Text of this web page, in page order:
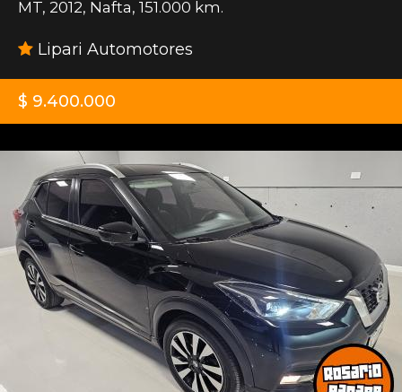
MT, 2012, Nafta, 151.000 km.
Lipari Automotores
$ 9.400.000